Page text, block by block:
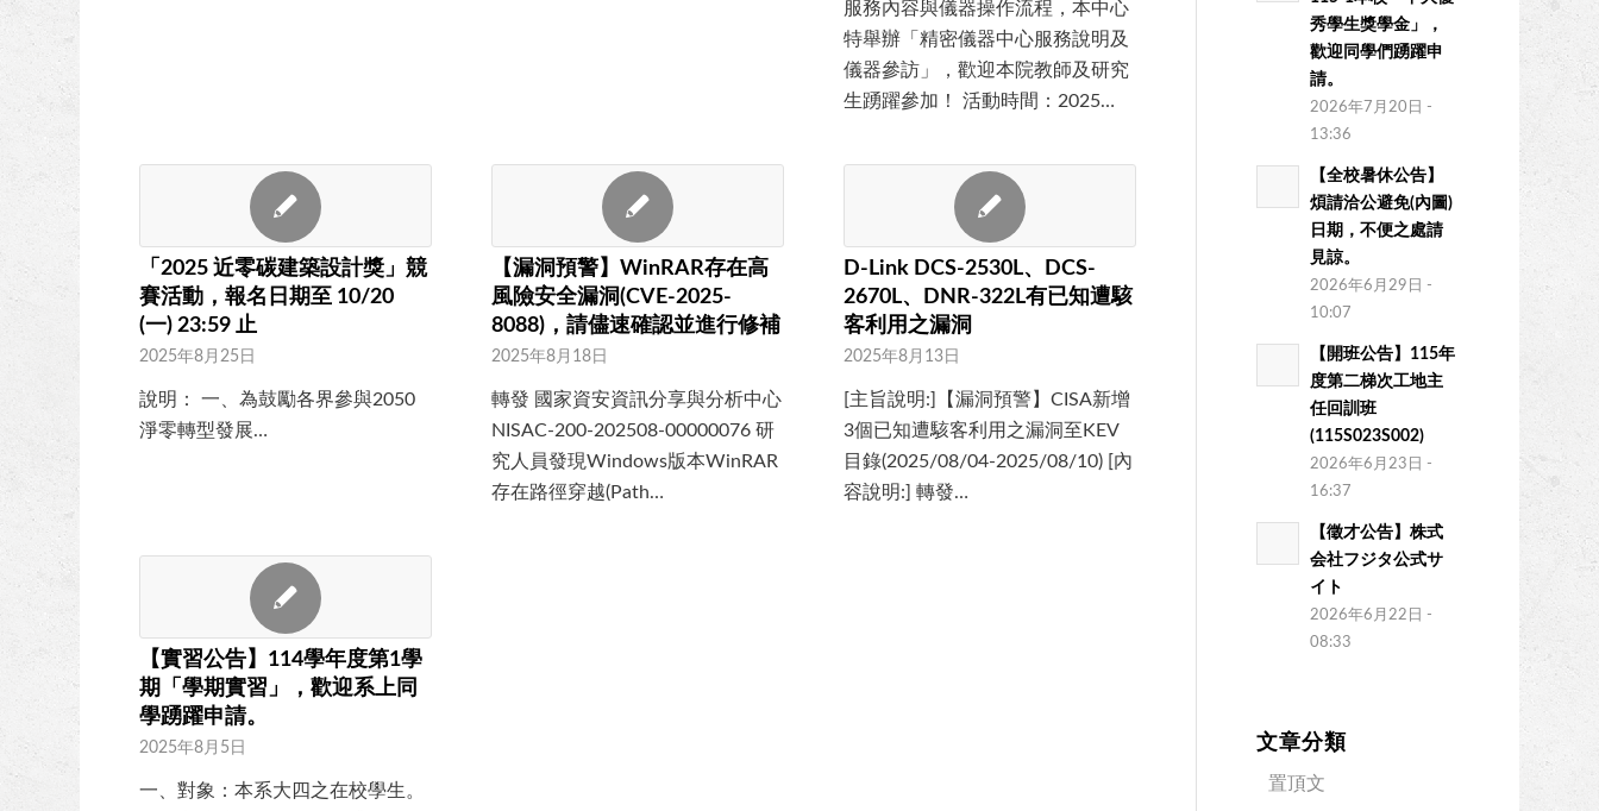
服務內容與儀器操作流程，本中心
特舉辦「精密儀器中心服務說明及
儀器參訪」，歡迎本院教師及研究
生踴躍參加！ 活動時間：2025…
「2025 近零碳建築設計獎」競
賽活動，報名日期至 10/20
(一) 23:59 止
2025年8月25日
說明： 一、為鼓勵各界參與2050
淨零轉型發展…
【漏洞預警】WinRAR存在高
風險安全漏洞(CVE-2025-
8088)，請儘速確認並進行修補
2025年8月18日
轉發 國家資安資訊分享與分析中心
NISAC-200-202508-00000076 研
究人員發現Windows版本WinRAR
存在路徑穿越(Path…
D-Link DCS-2530L、DCS-
2670L、DNR-322L有已知遭駭
客利用之漏洞
2025年8月13日
[主旨說明:]【漏洞預警】CISA新增
3個已知遭駭客利用之漏洞至KEV
目錄(2025/08/04-2025/08/10) [內
容說明:] 轉發…
【實習公告】114學年度第1學
期「學期實習」，歡迎系上同
學踴躍申請。
2025年8月5日
一、對象：本系大四之在校學生。
秀學生獎學金」，
歡迎同學們踴躍申
請。
2026年7月20日 -
13:36
【全校暑休公告】
煩請洽公避免(內圖)
日期，不便之處請
見諒。
2026年6月29日 -
10:07
【開班公告】115年
度第二梯次工地主
任回訓班
(115S023S002)
2026年6月23日 -
16:37
【徵才公告】株式
会社フジタ公式サ
イト
2026年6月22日 -
08:33
文章分類
置頂文